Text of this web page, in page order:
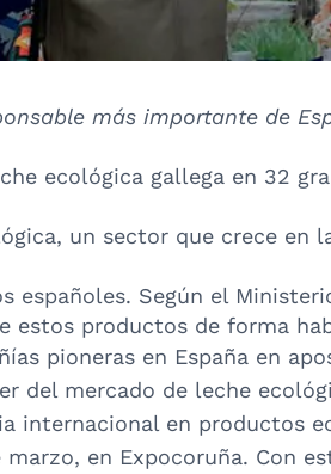
más importante de
ecológica gallega en 32
un sector que crece en
españoles. Según el
estos productos de forma
pioneras en España en
del mercado de leche
internacional en productos
en Expocoruña. Con